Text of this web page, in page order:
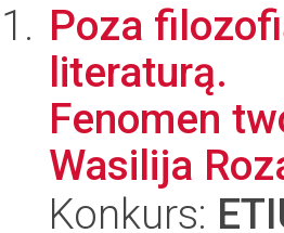
Poza
literaturą.
Fenomen
Wasilija
Konkurs: